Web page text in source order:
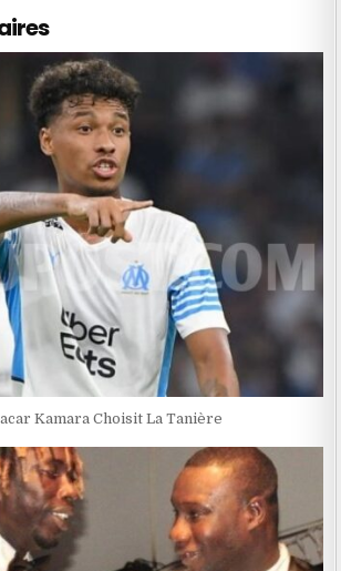
Kamara Choisit La Tanière